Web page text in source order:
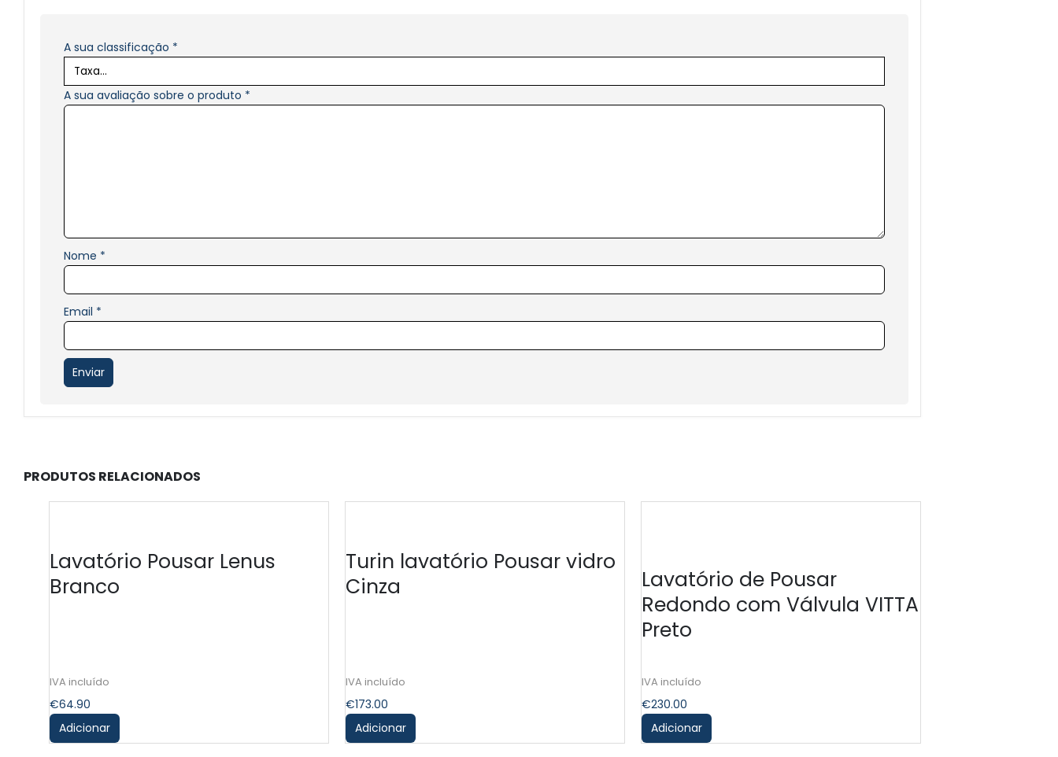
A sua classificação *
A sua avaliação sobre o produto *
Nome *
Email *
PRODUTOS RELACIONADOS
Lavatório Pousar Lenus
Branco
€64.90
Adicionar
Turin lavatório Pousar vidro
Cinza
€173.00
Adicionar
Lavatório de Pousar
Redondo com Válvula VITTA
Preto
€230.00
Adicionar